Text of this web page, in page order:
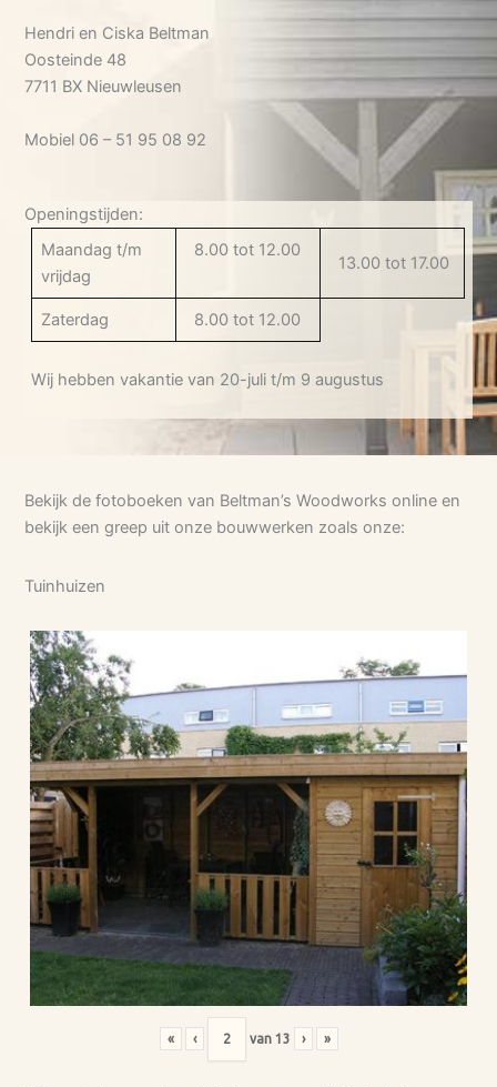
Hendri en Ciska Beltman
Oosteinde 48
7711 BX Nieuwleusen
Mobiel 06 – 51 95 08 92
Openingstijden:
Maandag t/m
vrijdag
8.00 tot 12.00
13.00 tot 17.00
Zaterdag 8.00 tot 12.00
Wij hebben vakantie van 20-juli t/m 9 augustus
Bekijk de fotoboeken van Beltman’s Woodworks online en
bekijk een greep uit onze bouwwerken zoals onze:
Tuinhuizen
« ‹ van 13 › »